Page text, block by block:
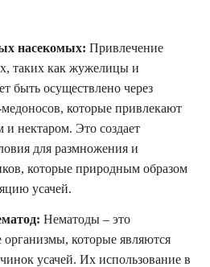
насекомых: Привлечение
таких как жужелицы и
быть осуществлено через
которые привлекают
нектаром. Это создает
для размножения и
которые природным образом
усачей.
Нематоды – это
организмы, которые являются
усачей. Их использование в